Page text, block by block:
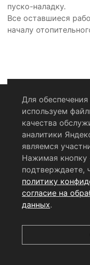
пуско-наладку.
Все оставшиеся
началу
Согласие на
© 2004 - 2026
ЭЛ № ФС 77 - 79754 от
технологий и
Для
используем
качества
аналитики
являемся
Нажимая кнопку
подтверждаете,
политику
согласие на
данных.